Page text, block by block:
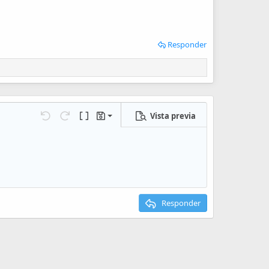
Responder
DeshacerRehacerCambiar a código BB
Borradores
Guardar borrador
Vista previa
Responder